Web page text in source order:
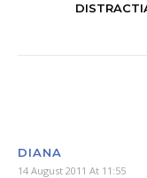
DIANA
14 August 2011 At 11:55